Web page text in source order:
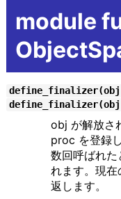
module
obj が解放さ
proc を登録
数回呼ばれた
れます。現
返します。